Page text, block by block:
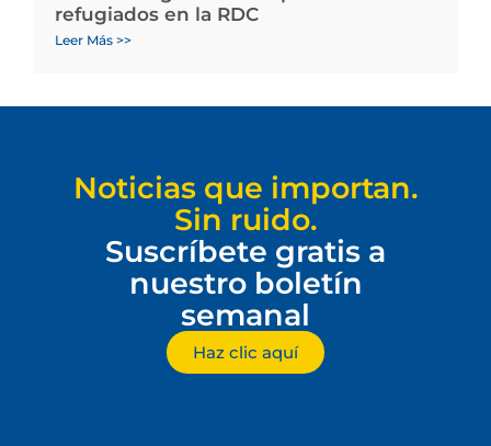
refugiados en la RDC
Leer Más >>
Noticias que importan.
Sin ruido.
Suscríbete gratis a
nuestro boletín
semanal
Haz clic aquí